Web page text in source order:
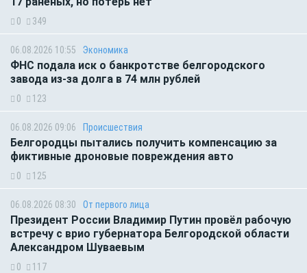
0 349
06.08.2026 10:55 Экономика
ФНС подала иск о банкротстве белгородского
завода из-за долга в 74 млн рублей
0 123
06.08.2026 09:06 Происшествия
Белгородцы пытались получить компенсацию за
фиктивные дроновые повреждения авто
0 125
06.08.2026 08:30 От первого лица
Президент России Владимир Путин провёл рабочую
встречу с врио губернатора Белгородской области
Александром Шуваевым
0 117